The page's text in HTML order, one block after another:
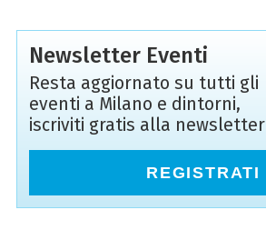
Newsletter Eventi
Resta aggiornato su tutti gli
eventi a Milano e dintorni,
iscriviti gratis alla newsletter
REGISTRATI